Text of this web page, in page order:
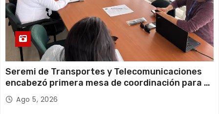
Seremi de Transportes y Telecomunicaciones
encabezó primera mesa de coordinación para el
retiro de cables en desuso en Iquique
Ago 5, 2026